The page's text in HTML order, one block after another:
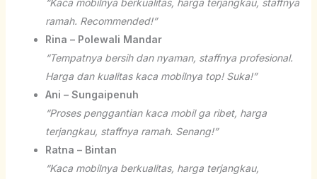
ramah. Recommended!”
Rina – Polewali Mandar
“Tempatnya bersih dan nyaman, staffnya profesional.
Harga dan kualitas kaca mobilnya top! Suka!”
Ani – Sungaipenuh
“Proses penggantian kaca mobil ga ribet, harga
terjangkau, staffnya ramah. Senang!”
Ratna – Bintan
“Kaca mobilnya berkualitas, harga terjangkau,